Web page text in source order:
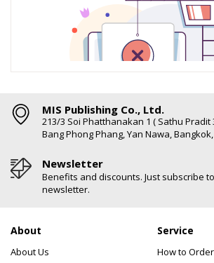
MIS Publishing Co., Ltd.
213/3 Soi Phatthanakan 1 ( Sathu Pradit
Bang Phong Phang, Yan Nawa,
Newsletter
Benefits and discounts. Just subscribe
newsletter.
About
About Us
Service
How to Order